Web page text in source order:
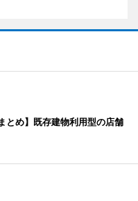
とめ】既存建物利用型の店舗